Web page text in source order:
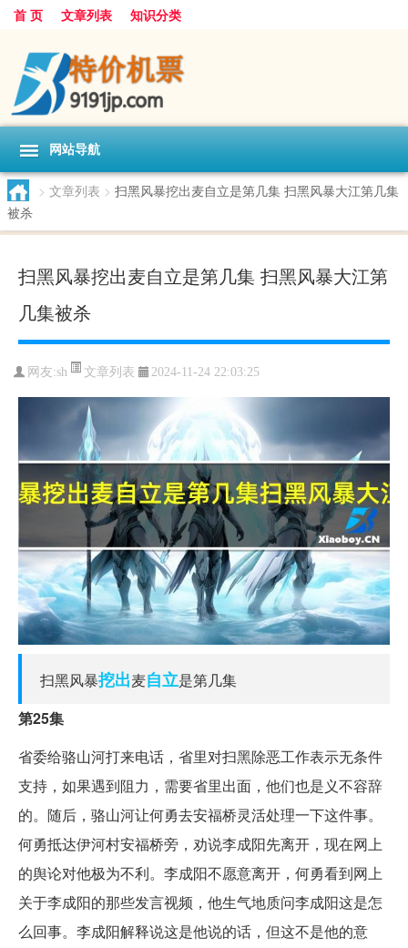
首 页 文章列表 知识分类
网站导航
> 文章列表 > 扫黑风暴挖出麦自立是第几集 扫黑风暴大江第几集
被杀
扫黑风暴挖出麦自立是第几集 扫黑风暴大江第
几集被杀
网友:sh 文章列表 2024-11-24 22:03:25
扫黑风暴挖出麦自立是第几集
第25集
省委给骆山河打来电话，省里对扫黑除恶工作表示无条件
支持，如果遇到阻力，需要省里出面，他们也是义不容辞
的。随后，骆山河让何勇去安福桥灵活处理一下这件事。
何勇抵达伊河村安福桥旁，劝说李成阳先离开，现在网上
的舆论对他极为不利。李成阳不愿意离开，何勇看到网上
关于李成阳的那些发言视频，他生气地质问李成阳这是怎
么回事。李成阳解释说这是他说的话，但这不是他的意